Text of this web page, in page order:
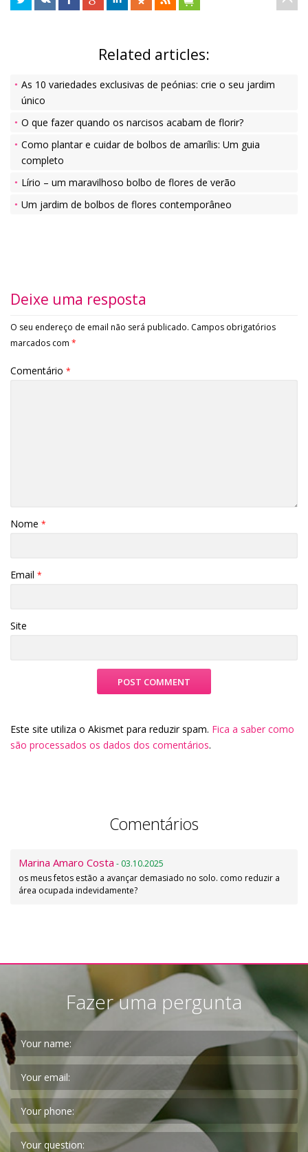
Related articles:
As 10 variedades exclusivas de peónias: crie o seu jardim
único
O que fazer quando os narcisos acabam de florir?
Como plantar e cuidar de bolbos de amarílis: Um guia
completo
Lírio – um maravilhoso bolbo de flores de verão
Um jardim de bolbos de flores contemporâneo
Deixe uma resposta
O seu endereço de email não será publicado. Campos obrigatórios
marcados com *
Comentário *
Nome *
Email *
Site
Este site utiliza o Akismet para reduzir spam. Fica a saber como
são processados os dados dos comentários.
Comentários
Marina Amaro Costa - 03.10.2025
os meus fetos estão a avançar demasiado no solo. como reduzir a
área ocupada indevidamente?
Fazer uma pergunta